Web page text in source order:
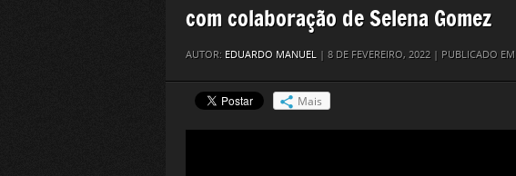
com colaboração de Selena Gomez
AUTOR: EDUARDO MANUEL | 8 DE FEVEREIRO, 2022 | PUBLICADO EM
Mais